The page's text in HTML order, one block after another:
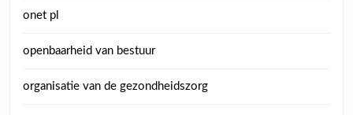
onet pl
openbaarheid van bestuur
organisatie van de gezondheidszorg